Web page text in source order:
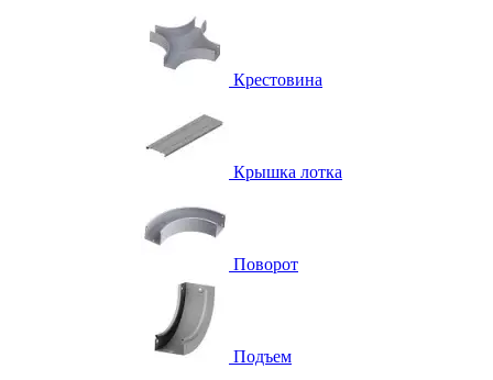
Крестовина
Крышка лотка
Поворот
Подъем